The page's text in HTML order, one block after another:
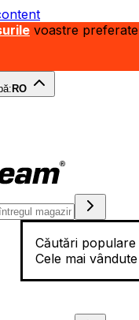
voastre preferate
RO
Căutări populare
Cele mai vândute